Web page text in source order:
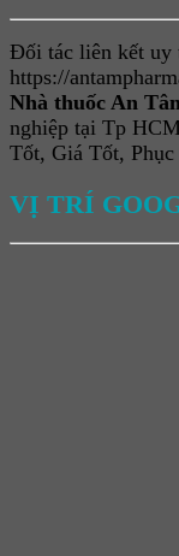
Đối tác liên kết uy
https://
Nhà thuốc An
nghiệp tại Tp
Tốt, Giá Tốt,
VỊ TRÍ